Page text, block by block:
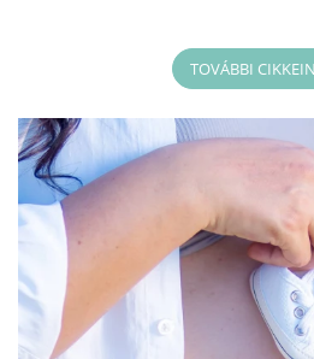
TOVÁBBI